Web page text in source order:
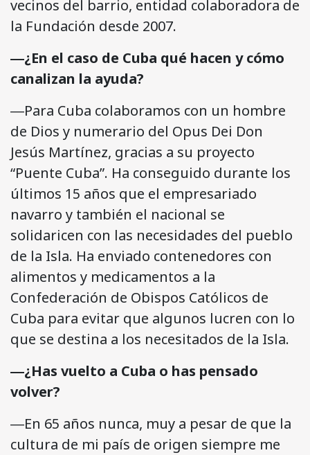
vecinos del barrio, entidad colaboradora de
la Fundación desde 2007.
―¿En el caso de Cuba qué hacen y cómo
canalizan la ayuda?
―Para Cuba colaboramos con un hombre
de Dios y numerario del Opus Dei Don
Jesús Martínez, gracias a su proyecto
“Puente Cuba”. Ha conseguido durante los
últimos 15 años que el empresariado
navarro y también el nacional se
solidaricen con las necesidades del pueblo
de la Isla. Ha enviado contenedores con
alimentos y medicamentos a la
Confederación de Obispos Católicos de
Cuba para evitar que algunos lucren con lo
que se destina a los necesitados de la Isla.
―¿Has vuelto a Cuba o has pensado
volver?
―En 65 años nunca, muy a pesar de que la
cultura de mi país de origen siempre me